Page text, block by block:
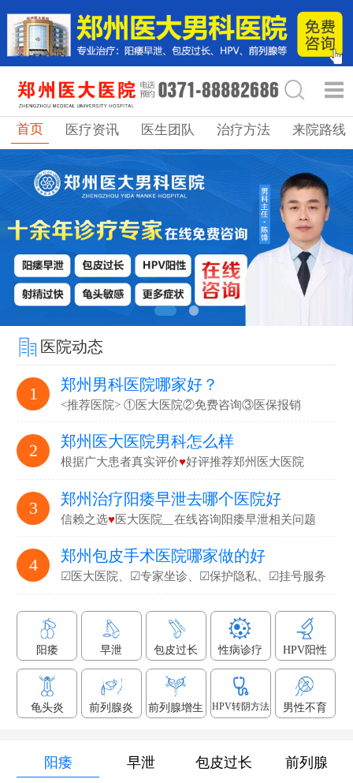
首页 医疗资讯 医生团队 治疗方法 来院路线
医院动态
1 郑州男科医院哪家好？
<推荐医院> ①医大医院②免费咨询③医保报销
2 郑州医大医院男科怎么样
根据广大患者真实评价♥好评推荐郑州医大医院
3 郑州治疗阳痿早泄去哪个医院好
信赖之选♥医大医院▁在线咨询阳痿早泄相关问题
4 郑州包皮手术医院哪家做的好
☑医大医院、☑专家坐诊、☑保护隐私、☑挂号服务
阳痿 早泄 包皮过长 性病诊疗 HPV阳性
龟头炎 前列腺炎 前列腺增生 HPV转阴方法 男性不育
阳痿 早泄 包皮过长 前列腺